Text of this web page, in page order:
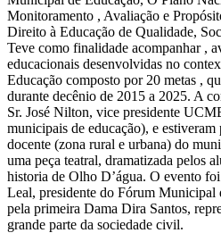
Monitoramento , Avaliação e
Direito à Educação de Qualidade,
Teve como finalidade acompanhar ,
educacionais desenvolvidas no
Educação composto por 20 metas ,
durante decênio de 2015 a 2025. A
Sr. José Nilton, vice presidente
municipais de educação), e estiveram
docente (zona rural e urbana) do
uma peça teatral, dramatizada pelos
historia de Olho D’água. O evento
Leal, presidente do Fórum Municipal
pela primeira Dama Dira Santos,
grande parte da sociedade civil.